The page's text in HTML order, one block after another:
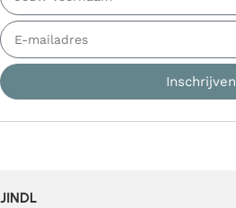
Inschrijven
JINDL